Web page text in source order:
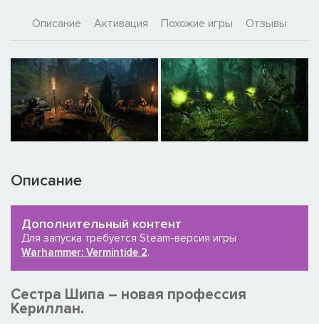
Описание Активация Похожие игры Отзывы
Описание
Дополнительный контент
Для запуска требуется Steam-версия игры
Warhammer: Vermintide 2.
Сестра Шипа – новая профессия
Кериллан.